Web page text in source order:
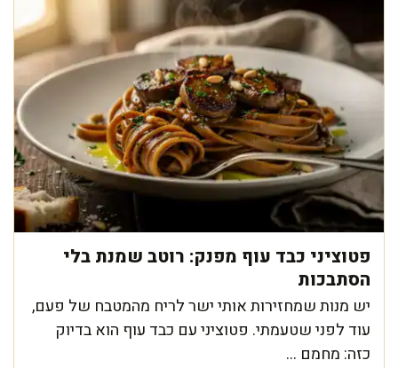
פטוציני כבד עוף מפנק: רוטב שמנת בלי
הסתבכות
יש מנות שמחזירות אותי ישר לריח מהמטבח של פעם,
עוד לפני שטעמתי. פטוציני עם כבד עוף הוא בדיוק
כזה: מחמם ...